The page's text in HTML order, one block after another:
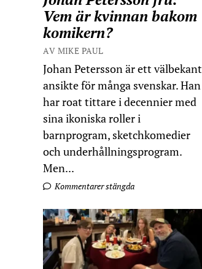
Vem är kvinnan bakom
komikern?
AV MIKE PAUL
Johan Petersson är ett välbekant
ansikte för många svenskar. Han
har roat tittare i decennier med
sina ikoniska roller i
barnprogram, sketchkomedier
och underhållningsprogram.
Men...
Kommentarer stängda